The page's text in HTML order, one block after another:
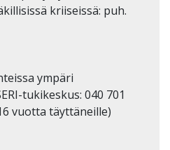
kriiseissä: puh.
ympäri
tukikeskus: 040 701
vuotta täyttäneille)